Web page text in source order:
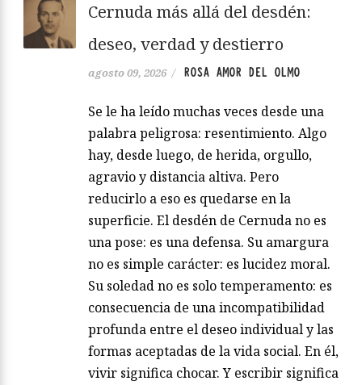
Cernuda más allá del desdén:
deseo, verdad y destierro
agosto 09, 2026 / ROSA AMOR DEL OLMO
Se le ha leído muchas veces desde una
palabra peligrosa: resentimiento. Algo
hay, desde luego, de herida, orgullo,
agravio y distancia altiva. Pero
reducirlo a eso es quedarse en la
superficie. El desdén de Cernuda no es
una pose: es una defensa. Su amargura
no es simple carácter: es lucidez moral.
Su soledad no es solo temperamento: es
consecuencia de una incompatibilidad
profunda entre el deseo individual y las
formas aceptadas de la vida social. En él,
vivir significa chocar. Y escribir significa